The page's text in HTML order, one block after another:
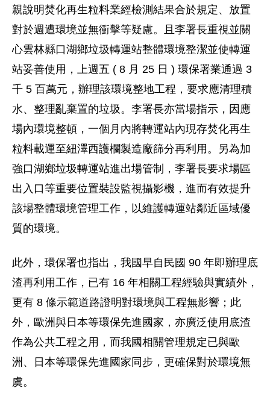
親說明焚化再生粒料業經檢測結果合於規定、放置
對於週遭環境並無衝擊等疑慮。且李署長重視並關
心雲林縣口湖鄉垃圾轉運站整體環境整潔並使轉運
站妥善使用，上週五 ( 8 月 25 日 ) 環保署業通過 3
千 5 百萬元，辦理該環境整地工程，要求應清理積
水、整理亂棄置的垃圾。李署長亦當場指示，因應
場內環境整頓，一個月內將轉運站內現存焚化再生
粒料載運至紐澤西護欄製造廠篩分再利用。另為加
強口湖鄉垃圾轉運站進出場管制，李署長要求場區
出入口等重要位置裝設監視攝影機，進而有效提升
該場整體環境管理工作，以維護轉運站鄰近區域優
質的環境。
此外，環保署也指出，我國早自民國 90 年即辦理底
渣再利用工作，已有 16 年相關工程經驗與實績外，
更有 8 條示範道路證明對環境與工程無影響；此
外，歐洲與日本等環保先進國家，亦廣泛使用底渣
作為公共工程之用，而我國相關管理規定已與歐
洲、日本等環保先進國家同步，更確保對於環境無
虞。